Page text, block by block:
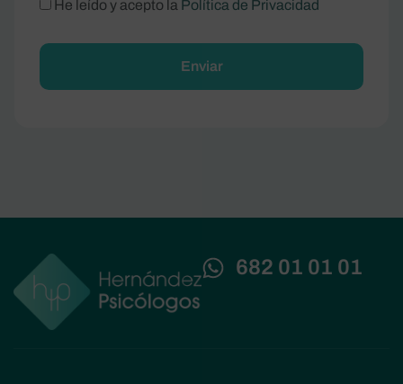
He leído y acepto la Política de Privacidad
682 01 01 01